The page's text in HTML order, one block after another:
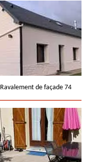
Ravalement de façade 74